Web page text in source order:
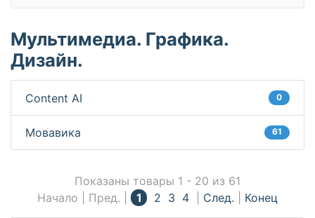
Мультимедиа. Графика.
Дизайн.
Content AI 0
Мовавика 61
Показаны товары 1 - 20 из 61
Начало | Пред. | 1 2 3 4| След. Конец